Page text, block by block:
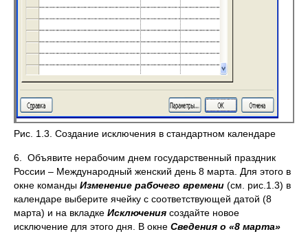
Рис. 1.3. Создание исключения в стандартном календаре
6. Объявите нерабочим днем государственный праздник
России – Международный женский день 8 марта. Для этого в
окне команды Изменение рабочего времени (см. рис.1.3) в
календаре выберите ячейку с соответствующей датой (8
марта) и на вкладке Исключения создайте новое
исключение для этого дня. В окне Сведения о «8 марта»